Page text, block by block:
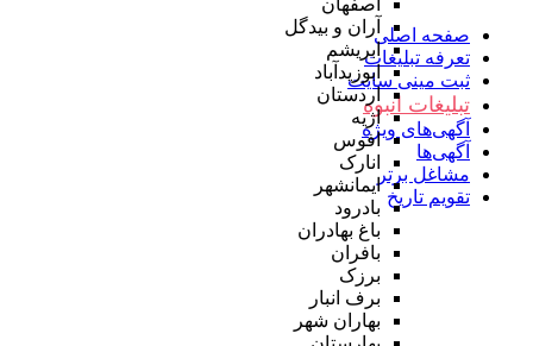
اصفهان
آران و بیدگل
ابریشم
ابوزیدآباد
اردستان
اژیه
افوس
انارک
ایمانشهر
بادرود
باغ بهادران
بافران
برزک
برف انبار
بهاران شهر
صفحه اصلی
تعرفه تبلیغات
ثبت مینی سایت
تبلیغات انبوه
آگهی‌های ویژه
آگهی‌ها
مشاغل برتر
تقویم تاریخ